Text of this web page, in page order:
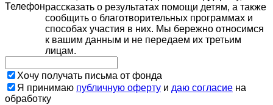
Телефонрассказать о результатах помощи детям, а также
сообщить о благотворительных программах и
способах участия в них. Мы бережно относимся
к вашим данным и не передаем их третьим
лицам.
Хочу получать письма от фонда
Я принимаю публичную оферту и даю согласие на
обработку